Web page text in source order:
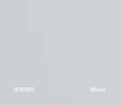
कलाकार More